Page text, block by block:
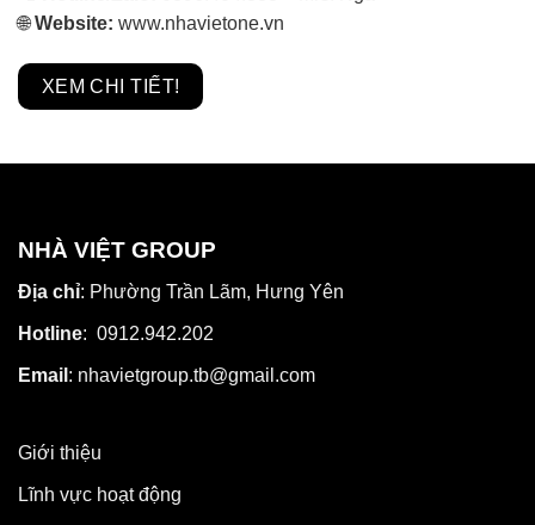
🌐Website: www.nhavietone.vn
XEM CHI TIẾT!
NHÀ VIỆT GROUP
Địa chỉ: Phường Trần Lãm, Hưng Yên
Hotline: 0912.942.202
Email : nhavietgroup.tb@gmail.com
Giới thiệu
Lĩnh vực hoạt động